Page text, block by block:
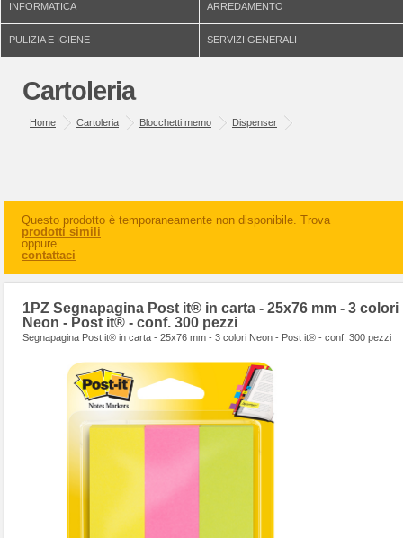
INFORMATICA ARREDAMENTO
PULIZIA E IGIENE SERVIZI GENERALI
Cartoleria
Home Cartoleria Blocchetti memo Dispenser
Questo prodotto è temporaneamente non disponibile. Trova
prodotti simili
oppure
contattaci
1PZ Segnapagina Post it® in carta - 25x76 mm - 3 colori
Neon - Post it® - conf. 300 pezzi
Segnapagina Post it® in carta - 25x76 mm - 3 colori Neon - Post it® - conf. 300 pezzi